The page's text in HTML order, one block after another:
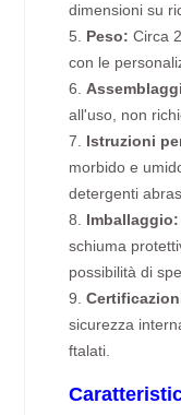
dimensioni su
5. Peso: Circa
con le
6.
all'uso, non
7. Istruzioni
morbido e
detergenti
8. Imballaggio:
schiuma
possibilità di
9.
sicurezza
ftalati.